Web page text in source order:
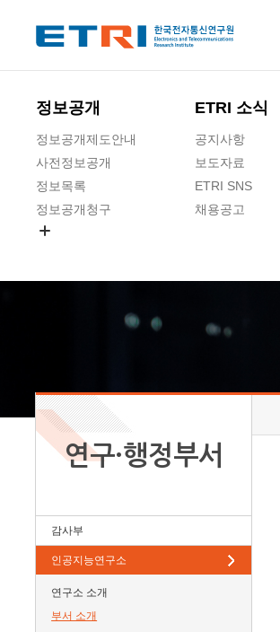
정보공개
정보공개제도안내
사전정보공개
정보목록
정보공개청구
ETRI 소식
공지사항
보도자료
ETRI SNS
채용공고
연구·행정부서
감사부
인공지능연구소
연구소 소개
부서 소개